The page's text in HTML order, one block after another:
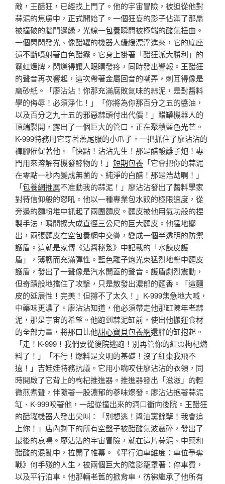
敵，王醋狂，已經找上門了。他的宇宙冒險，被迫從他對
蒜泥的焦慮中，正式開始了。一個狂妄的影子佔滿了那扇
被撞破的牆門邊緣，光線一包養瞬間被極端的酸氣扭曲。
一個閃閃發光、像醋罐的機器人緩緩漂浮進來，它的底座
還不斷噴射著白色醋霧。它身上掛著「醋狂派大勝利」的
霓虹燈牌，閃爍得讓人眼睛發疼，同時發出警報。王醋狂
的聲音再次響起，這次帶著金屬回音的嘲弄，刺耳得像是
磨砂紙。「廖沾沾！你那充滿腐敗氣味的蒜泥，是對醬料
學的侮辱！必須淨化！」「你將為你那百分之五的醬油，
以及百分之九十五的邪惡蒜頭付出代價！」醋罐機器人的
頂端裂開，露出了一個巨大的管口，正在聚積藍色光芒。
K-999特務用它穿著燕尾服的小爪子，一把抓住了廖沾沾的
褲腳催促著他。「快點！沾沾先生！那是醋酸離子炮！專
門用來溶解有機發酵物的！」 短期包養 「它會把你的蒜泥
在零點一秒內變成無菌的、純淨的白醋！那是浩劫啊！」
「包養網推薦不准動我的蒜泥！」廖沾沾發出了醬料學家
對待信仰般的怒吼。他以一種專業包水餃的極限速度，從
旁邊的麵粉堆中抓起了兩團麵皮。麵皮被他用氣功般的捏
製手法，瞬間擴大成直徑三公尺的巨大麵皮。他猛地擲
出，兩張麵皮在空包養網中交疊，變成一個半透明的防禦
護盾。這就是家傳《沾醬秘笈》中記載的「水餃皮護
盾」，薄韌而充滿彈性。藍色離子炮光束猛烈地擊中麵皮
護盾，發出了一聲像是汽水開蓋的聲音。護盾劇烈震動，
但奇蹟般地擋住了攻擊，只是散發出濃郁的麵香。「這麵
皮的延展性！完美！但撐不了太久！」K-999焦急地大喊，
中藥味更濃了。廖沾沾知道，他必須帶走他那缸陳年老蒜
泥，那是宇宙的希望。他跑到蒜泥缸前，使出他搬運食材
的全部力量，將那口比他甜心寶貝包養網還胖的缸抱起。
「走！K-999！我們要從後院逃跑！別再管你的紅棗枸杞燃
料了！」「不行！燃料是文明的基礎！沒了紅棗我飛不
遠！」吉娃娃特務抗議。它用小嘴咬住廖沾沾的衣領，同
時開啟了它背上的枸杞推進器。推進器發出「滋滋」的輕
微煎煮聲，伴隨著一股濃郁的蔘味爆發。廖沾沾抱著蒜泥
缸、K-999咬著他，一起從撞出來的洞口衝向後院。王醋狂
的醋罐機器人發出尖叫：「別想逃！醬油黨餘孽！我會追
上你！」店內剩下的所有空盤子被醋酸氣波震碎，發出了
最後的哀鳴。廖沾沾的宇宙冒險，就在這片蒜泥、中藥和
醋酸的混亂中，拉開了帷幕。《平行泊車維度：車位爭奪
戰》何手殘的人生，被兩個巨大的陰影籠罩著：停車費，
以及平行泊車。他那輛老舊的掀背車，彷彿繼承了他所有